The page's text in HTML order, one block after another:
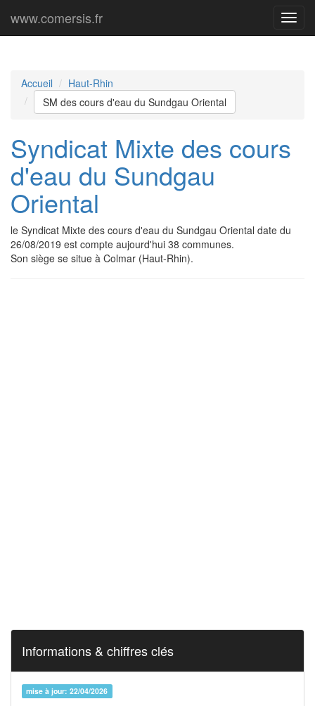
Menu
www.comersis.fr
Accueil
Haut-Rhin
SM des cours d'eau du Sundgau Oriental
Syndicat Mixte des cours
d'eau du Sundgau
Oriental
le Syndicat Mixte des cours d'eau du Sundgau Oriental date du
26/08/2019 est compte aujourd'hui 38 communes.
Son siège se situe à Colmar (Haut-Rhin).
Informations & chiffres clés
mise à jour: 22/04/2026